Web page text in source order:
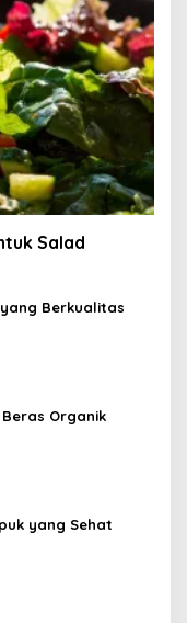
Salad
Berkualitas
Organik
yang Sehat